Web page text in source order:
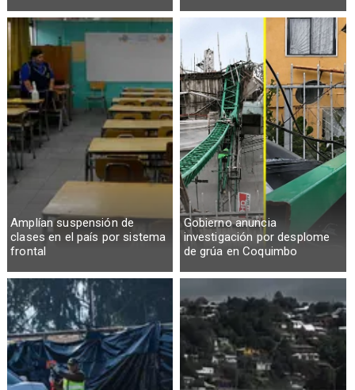
Amplían suspensión de
clases en el país por sistema
frontal
Gobierno anuncia
investigación por desplome
de grúa en Coquimbo